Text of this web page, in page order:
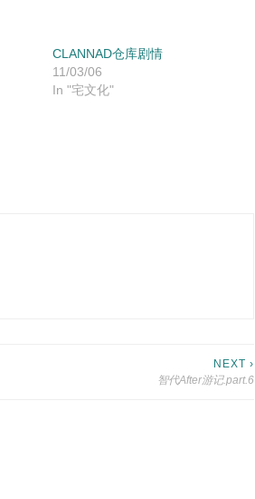
CLANNAD仓库剧情
11/03/06
In "宅文化"
NEXT ›
智代After游记.part.6